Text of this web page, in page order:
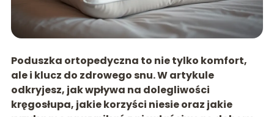
Poduszka ortopedyczna to nie tylko komfort,
ale i klucz do zdrowego snu. W artykule
odkryjesz, jak wpływa na dolegliwości
kręgosłupa, jakie korzyści niesie oraz jakie